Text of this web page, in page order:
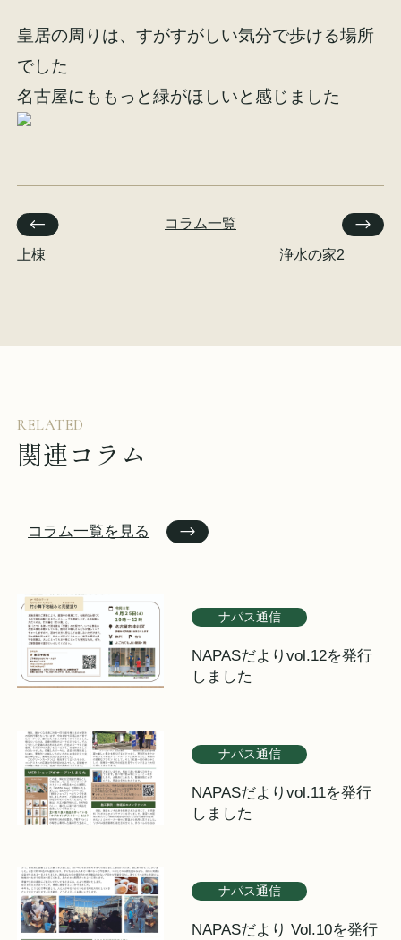
皇居の周りは、すがすがしい気分で歩ける場所
でした
名古屋にももっと緑がほしいと感じました
上棟
コラム一覧
浄水の家2
RELATED
関連コラム
コラム一覧を見る
ナパス通信
NAPASだよりvol.12を発行
しました
ナパス通信
NAPASだよりvol.11を発行
しました
ナパス通信
NAPASだより Vol.10を発行